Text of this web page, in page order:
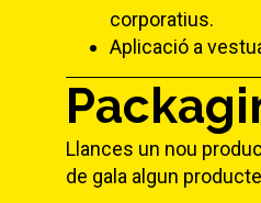
corporatius.
Aplicació a
Llances un nou
de gala algun